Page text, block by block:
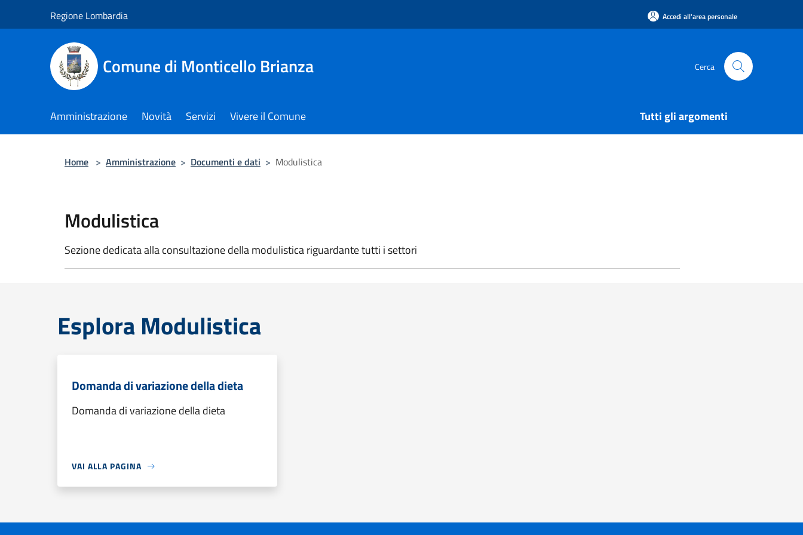
Regione Lombardia Accedi all'area personale
Comune di Monticello Brianza Cerca
Amministrazione Novità Servizi Vivere il Comune Tutti gli argomenti
Home > Amministrazione > Documenti e dati > Modulistica
Modulistica
Sezione dedicata alla consultazione della modulistica riguardante tutti i settori
Esplora Modulistica
Domanda di variazione della dieta
Domanda di variazione della dieta
VAI ALLA PAGINA